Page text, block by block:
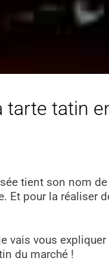
tatin
tient son nom
Et pour la réaliser
vais vous
du marché !